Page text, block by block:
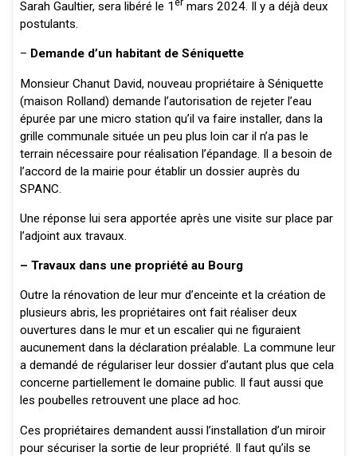
Sarah Gaultier, sera libéré le 1er mars 2024. Il y a déjà deux
postulants.
– Demande d’un habitant de Séniquette
Monsieur Chanut David, nouveau propriétaire à Séniquette
(maison Rolland) demande l’autorisation de rejeter l’eau
épurée par une micro station qu’il va faire installer, dans la
grille communale située un peu plus loin car il n’a pas le
terrain nécessaire pour réalisation l’épandage. Il a besoin de
l’accord de la mairie pour établir un dossier auprès du
SPANC.
Une réponse lui sera apportée après une visite sur place par
l’adjoint aux travaux.
– Travaux dans une propriété au Bourg
Outre la rénovation de leur mur d’enceinte et la création de
plusieurs abris, les propriétaires ont fait réaliser deux
ouvertures dans le mur et un escalier qui ne figuraient
aucunement dans la déclaration préalable. La commune leur
a demandé de régulariser leur dossier d’autant plus que cela
concerne partiellement le domaine public. Il faut aussi que
les poubelles retrouvent une place ad hoc.
Ces propriétaires demandent aussi l’installation d’un miroir
pour sécuriser la sortie de leur propriété. Il faut qu’ils se